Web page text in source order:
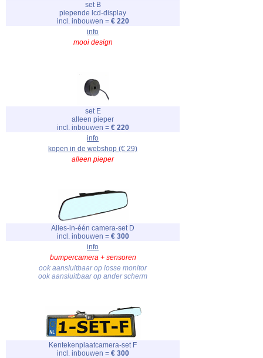
set B
piepende lcd-display
incl. inbouwen = € 220
info
mooi design
set E
alleen pieper
incl. inbouwen = € 220
info
kopen in de webshop (€ 29)
alleen pieper
Alles-in-één camera-set D
incl. inbouwen = € 300
info
bumpercamera + sensoren
ook aansluitbaar op losse monitor
ook aansluitbaar op ander scherm
Kentekenplaatcamera-set F
incl. inbouwen = € 300